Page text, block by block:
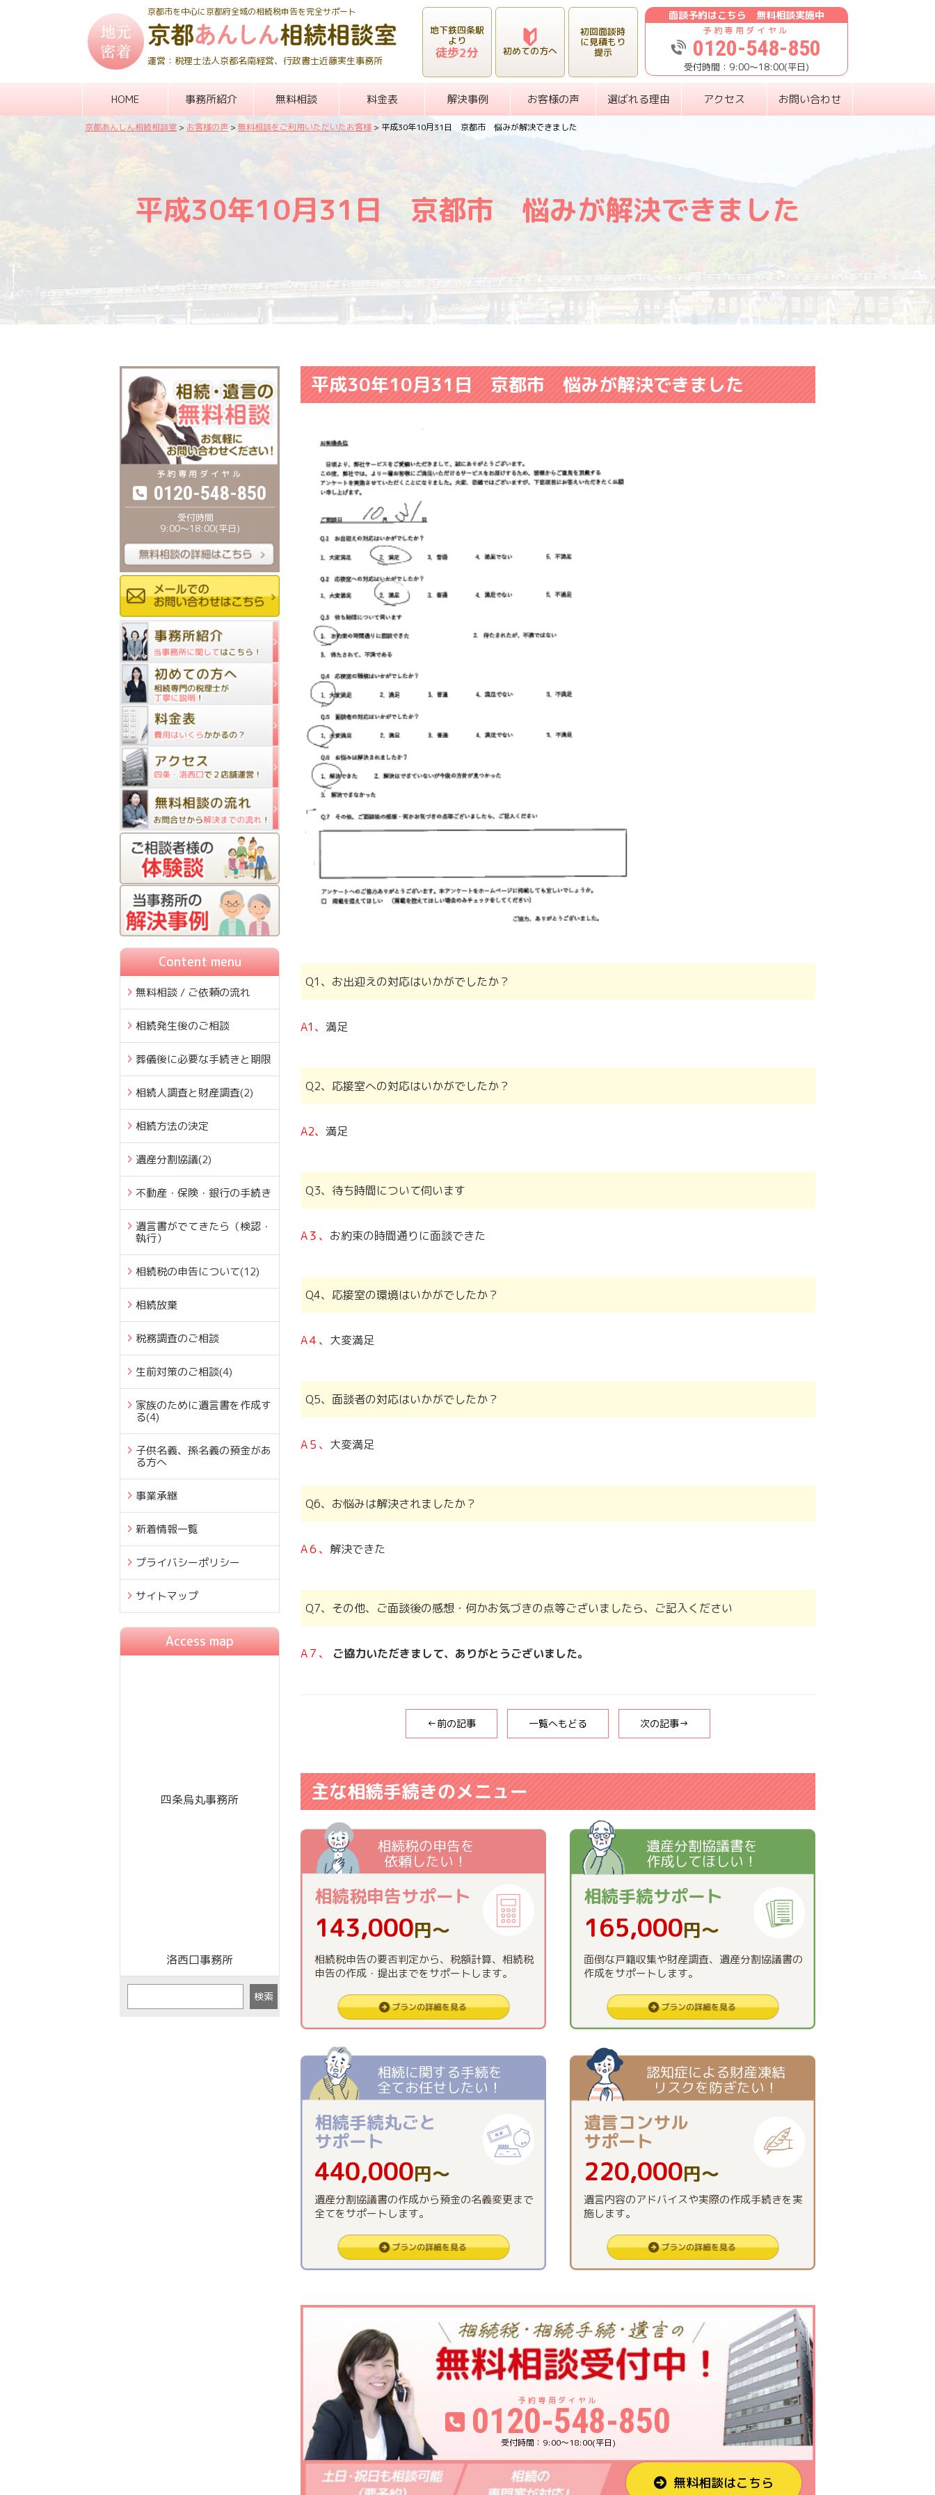
京都市を中心に京都府全域の相続税申告を完全サポート
運営：税理士法人京都名南経営、行政書士近藤実生事務所
地下鉄四条駅
より
徒歩2分 初めての方へ
初回面談時
に見積もり
提示
面談予約はこちら 無料相談実施中
0120-548-850
9:00〜18:00(平日)
HOME 事務所紹介 無料相談 料金表 解決事例 お客様の声 選ばれる理由 アクセス お問い合わせ
京都あんしん相続相談室 > お客様の声 > 無料相談をご利用いただいたお客様 > 平成30年10月31日 京都市 悩みが解決できました
平成30年10月31日 京都市 悩みが解決できました
平成30年10月31日 京都市 悩みが解決できました
Q1、お出迎えの対応はいかがでしたか？
A1、 満足
Q2、応接室への対応はいかがでしたか？
A2、 満足
Q3、待ち時間について伺います
A３、 お約束の時間通りに面談できた
Q4、応接室の環境はいかがでしたか？
A４、 大変満足
Q5、面談者の対応はいかがでしたか？
A５、 大変満足
Q6、お悩みは解決されましたか？
A６、 解決できた
Q7、その他、ご面談後の感想・何かお気づきの点等ございましたら、ご記入ください
A７、 ご協力いただきまして、ありがとうございました。
←前の記事 一覧へもどる 次の記事→
主な相続手続きのメニュー
相続税の申告を
依頼したい！
相続税申告サポート
143,000円〜
相続税申告の要否判定から、税額計算、相続税
申告の作成・提出までをサポートします。
遺産分割協議書を
作成してほしい！
相続手続サポート
165,000円〜
面倒な戸籍収集や財産調査、遺産分割協議書の
作成をサポートします。
相続に関する手続を
全てお任せしたい！
相続手続丸ごと
サポート
440,000円〜
遺産分割協議書の作成から預金の名義変更まで
全てをサポートします。
認知症による財産凍結
リスクを防ぎたい！
遺言コンサル
サポート
220,000円〜
遺言内容のアドバイスや実際の作成手続きを実
施します。
0120-548-850
9:00〜18:00(平日)
無料相談はこちら
0120-548-850
9:00〜18:00(平日)
Content menu
無料相談 / ご依頼の流れ
相続発生後のご相談
葬儀後に必要な手続きと期限
相続人調査と財産調査(2)
相続方法の決定
遺産分割協議(2)
不動産・保険・銀行の手続き
遺言書がでてきたら（検認・
執行）
相続税の申告について(12)
相続放棄
税務調査のご相談
生前対策のご相談(4)
家族のために遺言書を作成す
る(4)
子供名義、孫名義の預金があ
る方へ
事業承継
新着情報一覧
プライバシーポリシー
サイトマップ
Access map
四条烏丸事務所
洛西口事務所
検索